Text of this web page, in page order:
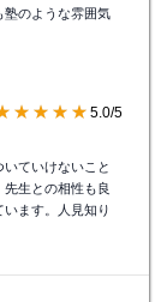
塾のような雰囲気
5.0/5
ていけないこと
生との相性も良
ます。人見知り